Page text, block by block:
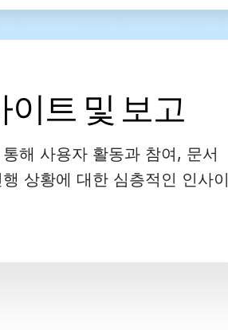
이트 및 보고
해 사용자 활동과 참여, 문서
상황에 대한 심층적인 인사이